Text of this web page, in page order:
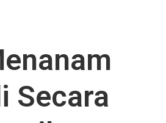
Secara